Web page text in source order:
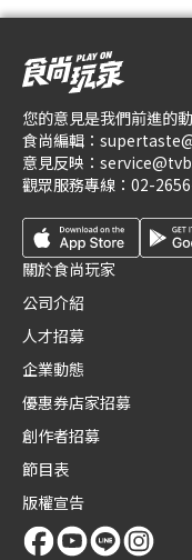
您的意見是我們前進的
食尚編輯：
意見反映：
觀眾服務專線： 02-
關於食尚玩家
公司介紹
人才招募
企業動態
優惠券店家招募
創作者招募
節目表
版權宣告